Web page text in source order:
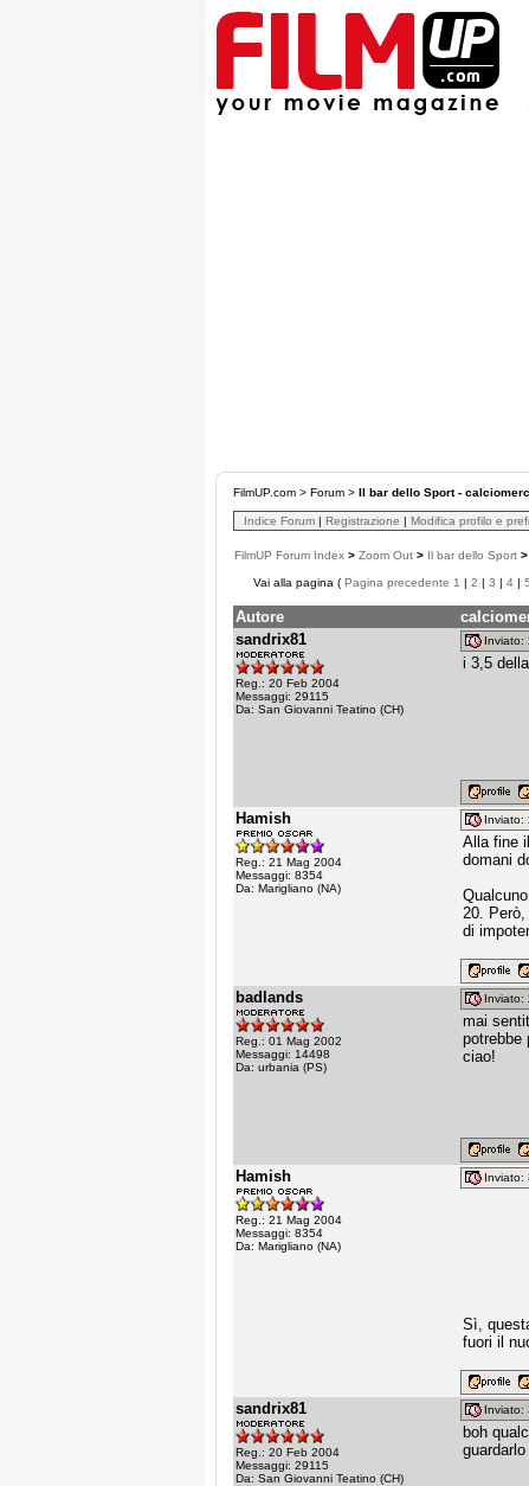
FilmUP.com > Forum > Il bar dello Sport -
Indice Forum | Registrazione | Modifica profilo e
FilmUP Forum Index > Zoom Out > Il bar dello Sport >
Vai alla pagina ( Pagina precedente 1 | 2 | 3 | 4 | 5
Autore
sandrix81
Reg.: 20 Feb 2004
Messaggi: 29115
Da: San Giovanni Teatino (CH)
Inviato:
i 3,5
Hamish
Reg.: 21 Mag 2004
Messaggi: 8354
Da: Marigliano (NA)
Inviato:
Alla fine
domani
20.
di
badlands
Reg.: 01 Mag 2002
Messaggi: 14498
Da: urbania (PS)
Inviato:
mai
potrebbe
ciao!
Hamish
Reg.: 21 Mag 2004
Messaggi: 8354
Da: Marigliano (NA)
Inviato:
Sì,
fuori il
sandrix81
Reg.: 20 Feb 2004
Messaggi: 29115
Da: San Giovanni Teatino (CH)
Inviato:
boh